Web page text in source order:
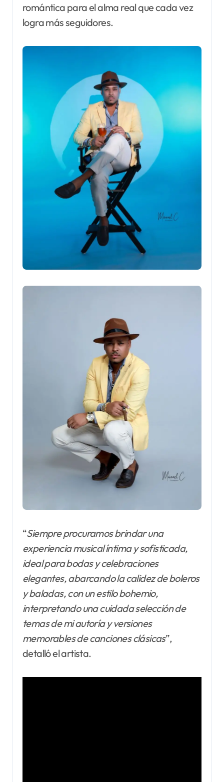
romántica para el alma real que cada vez
logra más seguidores.
“Siempre procuramos brindar una
experiencia musical íntima y sofisticada,
ideal para bodas y celebraciones
elegantes, abarcando la calidez de boleros
y baladas, con un estilo bohemio,
interpretando una cuidada selección de
temas de mi autoría y versiones
memorables de canciones clásicas”,
detalló el artista.